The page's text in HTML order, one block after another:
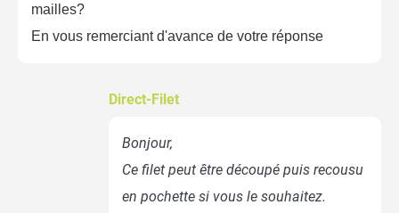
Lien de tuteurage souple
Kit complet :58,80 €
mailles?
En vous remerciant d'avance de votre réponse
Direct-Filet
Bonjour,
Ce filet peut être découpé puis recousu
en pochette si vous le souhaitez.